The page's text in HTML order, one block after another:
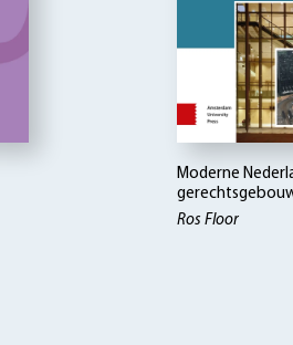
Moderne
Ros Floor